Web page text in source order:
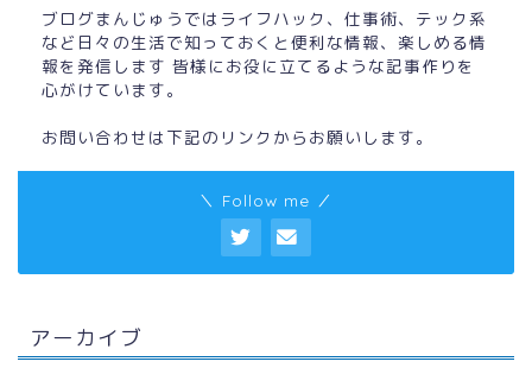
ブログまんじゅうではライフハック、仕事術、テック系
など日々の生活で知っておくと便利な情報、楽しめる情
報を発信します 皆様にお役に立てるような記事作りを
心がけています。
お問い合わせは下記のリンクからお願いします。
＼ Follow me ／
アーカイブ